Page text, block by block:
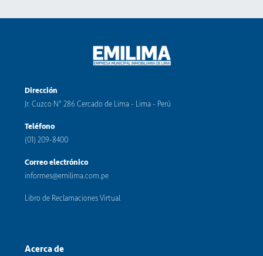
Dirección
Jr. Cuzco N° 286 Cercado de Lima - Lima - Perú
Teléfono
(01) 209-8400
Correo electrónico
informes@emilima.com.pe
Libro de Reclamaciones Virtual
Acerca de